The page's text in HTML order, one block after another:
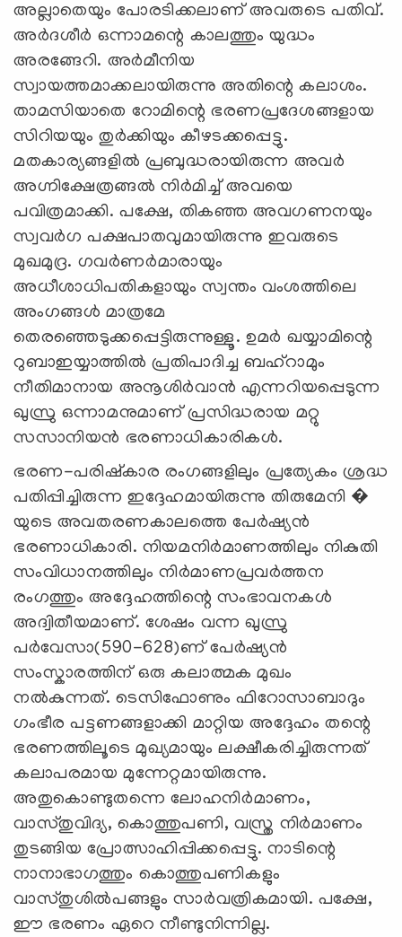
അല്ലാതെയും പോരടിക്കലാണ്‌ അവരുടെ പതിവ്‌.
അർദശീർ ഒന്നാമന്റെ കാലത്തും യുദ്ധം
അരങ്ങേറി. അർമീനിയ
സ്വായത്തമാക്കലായിരുന്നു അതിന്റെ കലാശം.
താമസിയാതെ റോമിന്റെ ഭരണപ്രദേശങ്ങളായ
സിറിയയും തുർക്കിയും കീഴടക്കപ്പെട്ടു.
മതകാര്യങ്ങളിൽ പ്രബുദ്ധരായിരുന്ന അവർ
അഗ്നിക്ഷേത്രങ്ങൽ നിർമിച്ച്‌ അവയെ
പവിത്രമാക്കി. പക്ഷേ, തികഞ്ഞ അവഗണനയും
സ്വവർഗ പക്ഷപാതവുമായിരുന്നു ഇവരുടെ
മുഖമുദ്ര. ഗവർണർമാരായും
അധീശാധിപതികളായും സ്വന്തം വംശത്തിലെ
അംഗങ്ങൾ മാത്രമേ
തെരഞ്ഞെടുക്കപ്പെട്ടിരുന്നുള്ളൂ. ഉമർ ഖയ്യാമിന്റെ
റുബാഇയ്യാത്തിൽ പ്രതിപാദിച്ച ബഹ്‌റാമും
നീതിമാനായ അനൂശിർവാൻ എന്നറിയപ്പെടുന്ന
ഖുസ്രു ഒന്നാമനുമാണ്‌ പ്രസിദ്ധരായ മറ്റു
സസാനിയൻ ഭരണാധികാരികൾ.
ഭരണ-പരിഷ്കാര രംഗങ്ങളിലും പ്രത്യേകം ശ്രദ്ധ
പതിപ്പിച്ചിരുന്ന ഇദ്ദേഹമായിരുന്നു തിരുമേനി �
യുടെ അവതരണകാലത്തെ പേർഷ്യൻ
ഭരണാധികാരി. നിയമനിർമാണത്തിലും നികുതി
സംവിധാനത്തിലും നിർമാണപ്രവർത്തന
രംഗത്തും അദ്ദേഹത്തിന്റെ സംഭാവനകൾ
അദ്വിതീയമാണ്‌. ശേഷം വന്ന ഖുസ്രു
പർവേസാ(590-628)ണ്‌ പേർഷ്യൻ
സംസ്കാരത്തിന്‌ ഒരു കലാത്മക മുഖം
നൽകുന്നത്‌. ടെസിഫോണും ഫിറോസാബാദും
ഗംഭീര പട്ടണങ്ങളാക്കി മാറ്റിയ അദ്ദേഹം തന്റെ
ഭരണത്തിലൂടെ മുഖ്യമായും ലക്ഷീകരിച്ചിരുന്നത്‌
കലാപരമായ മുന്നേറ്റമായിരുന്നു.
അതുകൊണ്ടുതന്നെ ലോഹനിർമാണം,
വാസ്തുവിദ്യ, കൊത്തുപണി, വസ്ത്ര നിർമാണം
തുടങ്ങിയ പ്രോത്സാഹിപ്പിക്കപ്പെട്ടു. നാടിന്റെ
നാനാഭാഗത്തും കൊത്തുപണികളും
വാസ്തുശിൽപങ്ങളും സാർവത്രികമായി. പക്ഷേ,
ഈ ഭരണം ഏറെ നീണ്ടുനിന്നില്ല.